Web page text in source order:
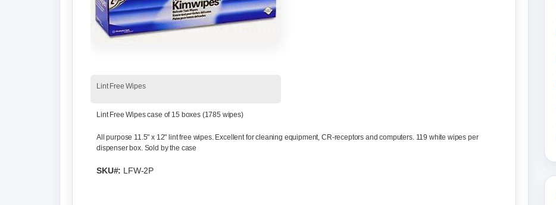
Lint Free Wipes
Lint Free Wipes case of 15 boxes (1785 wipes)
All purpose 11.5" x 12" lint free wipes. Excellent for cleaning equipment, CR-receptors and computers. 119 white wipes per
dispenser box. Sold by the case
SKU#: LFW-2P